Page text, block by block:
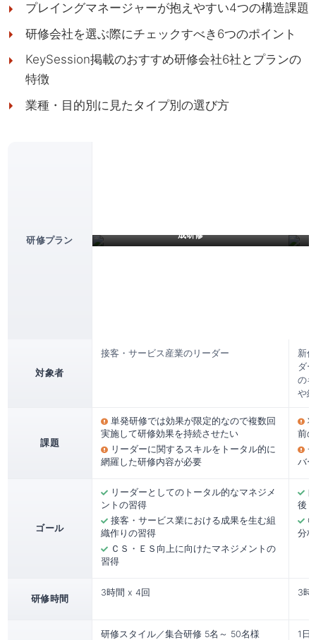
プレイングマネージャーが抱えやすい4つの構造課題
研修会社を選ぶ際にチェックすべき6つのポイント
KeySession掲載のおすすめ研修会社6社とプランの
特徴
業種・目的別に見たタイプ別の選び方
研修プラン
成研修
対象者
接客・サービス産業のリーダー
新
ダ
の
や
課題
単発研修では効果が限定的なので複数回
実施して研修効果を持続させたい
リーダーに関するスキルをトータル的に
網羅した研修内容が必要
前
バ
ゴール
リーダーとしてのトータル的なマネジメ
ントの習得
接客・サービス業における成果を生む組
織作りの習得
ＣＳ・ＥＳ向上に向けたマネジメントの
習得
後
分
研修時間
3時間 x 4回 3時
研修スタイル／集合研修 5名～ 50名様
1日